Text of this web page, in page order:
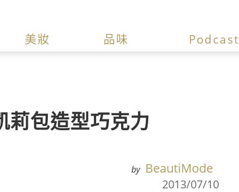
美妝 品味 Podcast
莉包造型巧克力
by BeautiMode
2013/07/10